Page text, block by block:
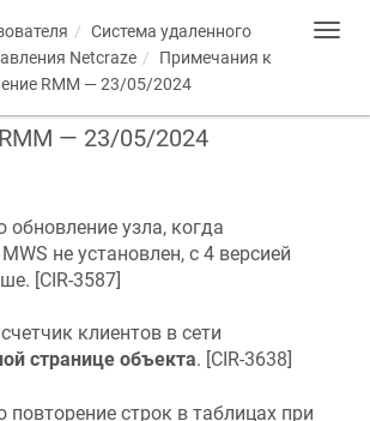
Система удаленного
Netcraze
Примечания к
RMM — 23/05/2024
— 23/05/2024
обновление узла, когда
не установлен, с 4 версией
[CIR-3587]
клиентов в сети
странице объекта. [CIR-3638]
повторение строк в таблицах при